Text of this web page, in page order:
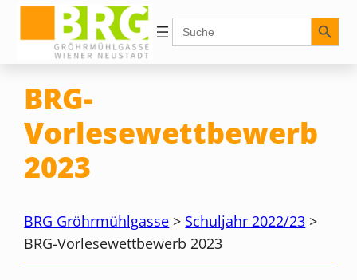
Inhalt
springen
Search
for:
Search Button
BRG-
Vorlesewettbewerb
2023
BRG Gröhrmühlgasse > Schuljahr 2022/23 >
BRG-Vorlesewettbewerb 2023